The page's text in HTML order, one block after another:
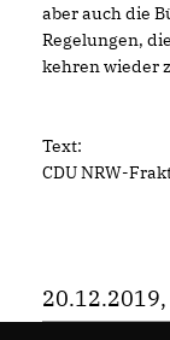
aber auch die
Regelungen,
kehren wieder
Text:
CDU NRW-